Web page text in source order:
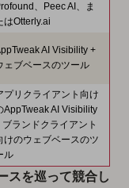
、Peec AI、ま
はOtterly.ai
AI Visibility +
ェブベースのツール
プリクライアント向け
AppTweak AI Visibility
ブランドクライアント
けのウェブベースのツ
ル
スを巡って競合し